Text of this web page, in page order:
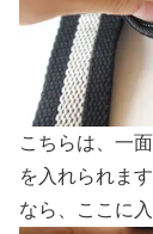
こちらは、一
を入れられま
なら、ここに